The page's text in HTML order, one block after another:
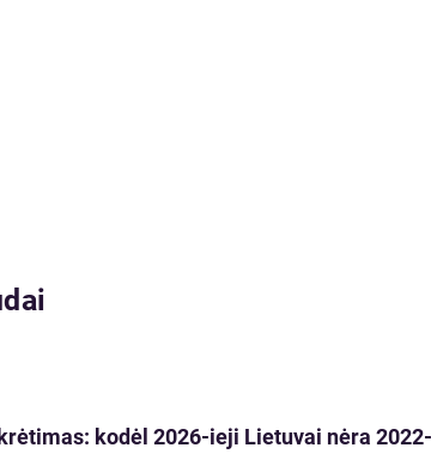
kodėl 2026-ieji Lietuvai nėra